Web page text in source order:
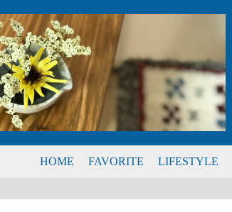
HOME FAVORITE LIFESTYLE